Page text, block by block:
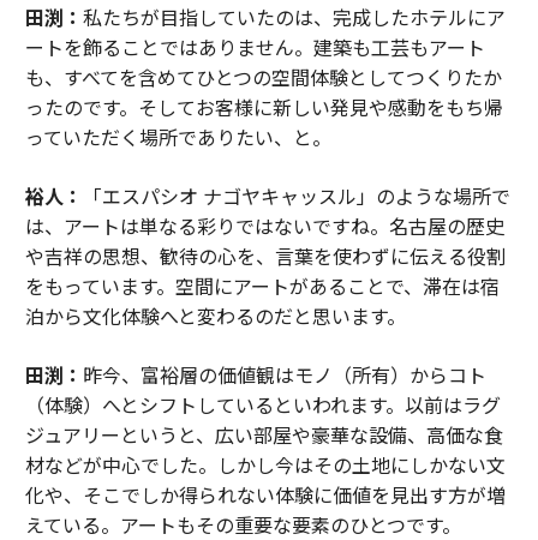
田渕： 私たちが目指していたのは、完成したホテルにア
ートを飾ることではありません。建築も工芸もアート
も、すべてを含めてひとつの空間体験としてつくりたか
ったのです。そしてお客様に新しい発見や感動をもち帰
っていただく場所でありたい、と。
裕人：
「エスパシオ ナゴヤキャッスル」のような場所で
は、アートは単なる彩りではないですね。名古屋の歴史
や吉祥の思想、歓待の心を、言葉を使わずに伝える役割
をもっています。空間にアートがあることで、滞在は宿
泊から文化体験へと変わるのだと思います。
田渕： 昨今、富裕層の価値観はモノ（所有）からコト
（体験）へとシフトしているといわれます。以前はラグ
ジュアリーというと、広い部屋や豪華な設備、高価な食
材などが中心でした。しかし今はその土地にしかない文
化や、そこでしか得られない体験に価値を見出す方が増
えている。アートもその重要な要素のひとつです。